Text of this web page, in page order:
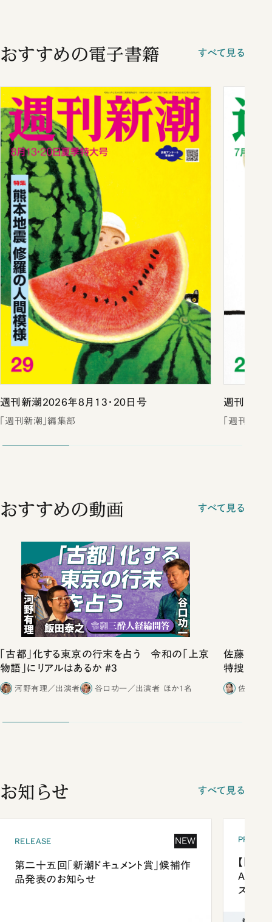
おすすめの電子書籍 すべて見る
週刊新潮2026年8月13・20日号
「週刊新潮」編集部
週刊新潮
「週刊新潮
おすすめの動画 すべて見る
「古都」化する東京の行末を占う 令和の「上京
物語」にリアルはあるか #3
河野有理／出演者 谷口功一／出演者 ほか1名
佐藤優vs
特捜取調
合ったこと
佐藤優
お知らせ すべて見る
RELEASE NEW
第二十五回「新潮ドキュメント賞」候補作
品発表のお知らせ
【「新
ズプレ